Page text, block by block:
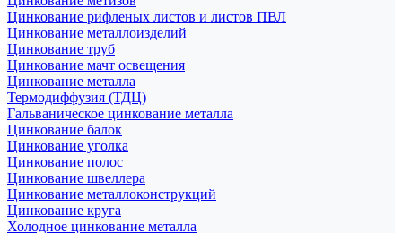
Цинкование рифленых листов и листов ПВЛ
Цинкование металлоизделий
Цинкование труб
Цинкование мачт освещения
Цинкование металла
Термодиффузия (ТДЦ)
Гальваническое цинкование металла
Цинкование балок
Цинкование уголка
Цинкование полос
Цинкование швеллера
Цинкование металлоконструкций
Цинкование круга
Холодное цинкование металла